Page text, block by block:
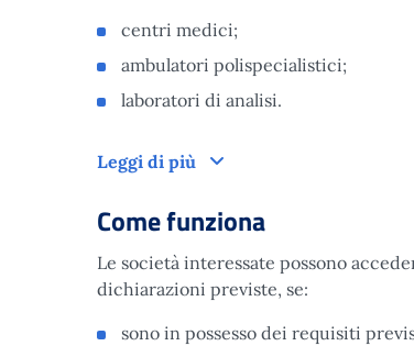
centri medici;
ambulatori polispecialistici;
laboratori di analisi.
Leggi di più A chi è rivolto
Come funziona
Le società interessate possono
dichiarazioni previste, se:
sono in possesso dei requisiti